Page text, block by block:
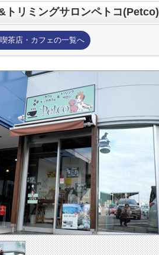
トリミングサロンペトコ(Petco)
茶店・カフェの一覧へ